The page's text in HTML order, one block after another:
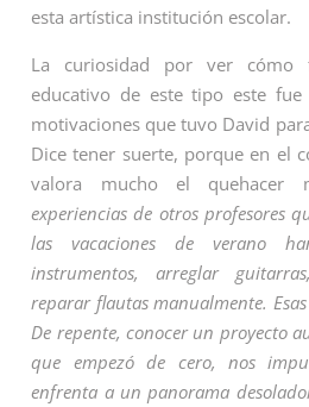
esta artística institución escolar.
La curiosidad por ver cómo
educativo de este tipo este
motivaciones que tuvo David
Dice tener suerte, porque en el
valora mucho el quehacer
experiencias de otros profesores
las vacaciones de verano
instrumentos, arreglar
reparar flautas manualmente.
De repente, conocer un proyecto
que empezó de cero, nos
enfrenta a un panorama